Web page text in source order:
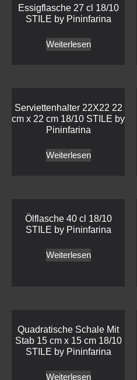
Essigflasche 27 cl 18/10
STILE by Pininfarina
Weiterlesen
Serviettenhalter 22X22 22
cm x 22 cm 18/10 STILE by
Pininfarina
Weiterlesen
Ölflasche 40 cl 18/10
STILE by Pininfarina
Weiterlesen
Quadratische Schale Mit
Stab 15 cm x 15 cm 18/10
STILE by Pininfarina
Weiterlesen